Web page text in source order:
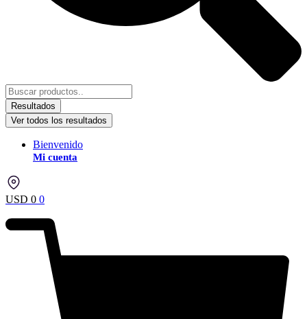
Resultados
Ver todos los resultados
Bienvenido
Mi cuenta
USD 0 0